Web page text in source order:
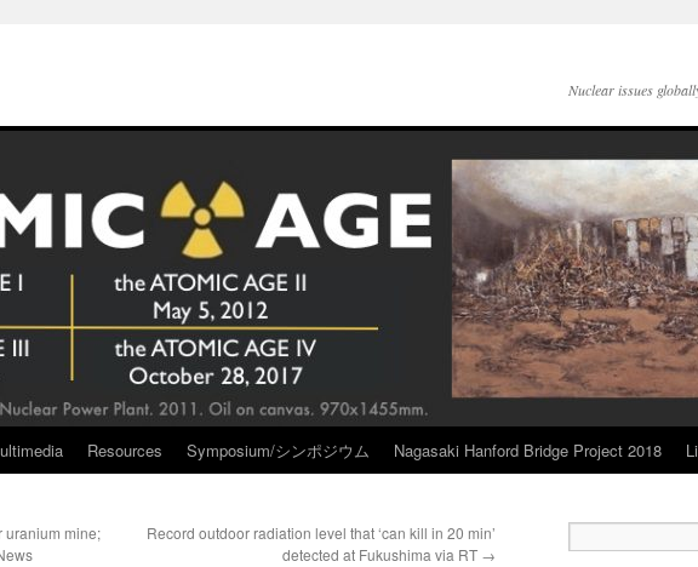
Nuclear issues
Resources Symposium/シンポジウム Nagasaki Hanford Bridge Project 2018
uranium mine;
Record outdoor radiation level that ‘can kill in 20 min’
detected at Fukushima via RT →